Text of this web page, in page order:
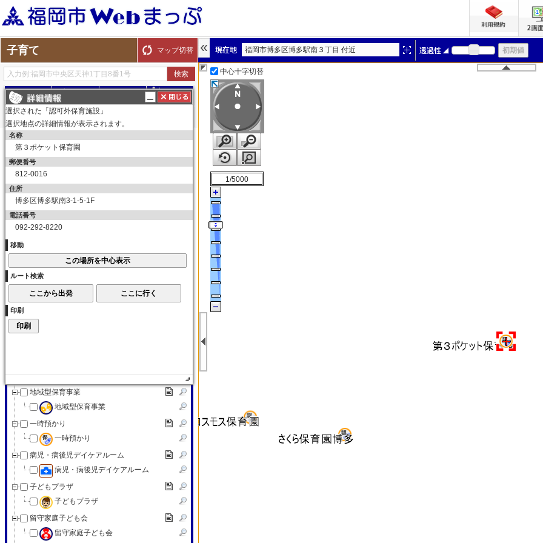
子育て マップ切替
探す ルート
子育て
保育所（園）
保育所（園）
幼稚園
子育て交流サロン
子育て（その他）
赤ちゃんの駅
認可外保育施設
地域型保育事業
地域型保育事業
一時預かり
一時預かり
病児・病後児デイケアルーム
病児・病後児デイケアルーム
子どもプラザ
子どもプラザ
留守家庭子ども会
留守家庭子ども会
福岡市博多区博多駅南３丁目 付近
中心十字切替
1/5000
選択された「認可外保育施設」
選択地点の詳細情報が表示されます。
名称
第３ポケット保育園
郵便番号
812-0016
住所
博多区博多駅南3-1-5-1F
電話番号
092-292-8220
移動
ルート検索
印刷